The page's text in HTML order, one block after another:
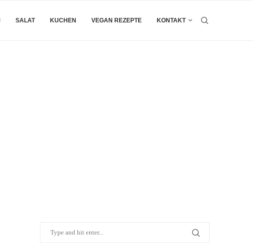
SALAT KUCHEN VEGAN REZEPTE KONTAKT